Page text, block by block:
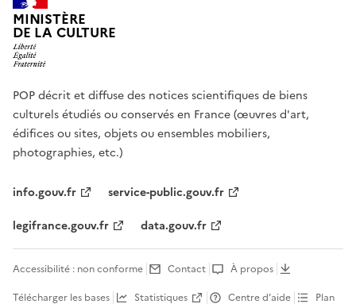
MINISTÈRE
DE LA CULTURE
POP décrit et diffuse des notices scientifiques de biens
culturels étudiés ou conservés en France (œuvres d'art,
édifices ou sites, objets ou ensembles mobiliers,
photographies, etc.)
info.gouv.fr
service-public.gouv.fr
legifrance.gouv.fr
data.gouv.fr
Accessibilité : non conforme Contact
À propos
Télécharger les bases
Statistiques Centre d’aide Plan